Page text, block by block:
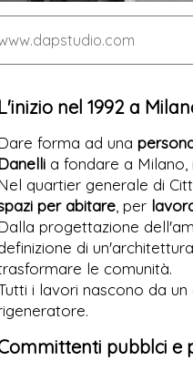
nel 1992 a
forma ad una
a fondare a Milano,
quartier generale di
per abitare , per
progettazione
di
le comunità.
i lavori nascono da
pubblci e